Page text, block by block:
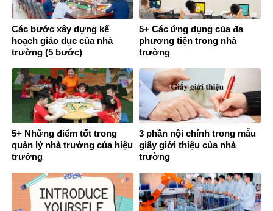
Các bước xây dựng kế
hoạch giáo dục của nhà
trường (5 bước)
5+ Các ứng dụng của đa
phương tiện trong nhà
trường
5+ Những điểm tốt trong
quản lý nhà trường của hiệu
trưởng
3 phần nội chính trong mẫu
giấy giới thiệu của nhà
trường